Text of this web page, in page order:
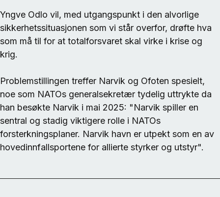
Yngve Odlo vil, med utgangspunkt i den alvorlige
sikkerhetssituasjonen som vi står overfor, drøfte hva
som må til for at totalforsvaret skal virke i krise og
krig.
Problemstillingen treffer Narvik og Ofoten spesielt,
noe som NATOs generalsekretær tydelig uttrykte da
han besøkte Narvik i mai 2025: "Narvik spiller en
sentral og stadig viktigere rolle i NATOs
forsterkningsplaner. Narvik havn er utpekt som en av
hovedinnfallsportene for allierte styrker og utstyr".